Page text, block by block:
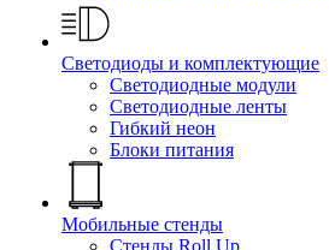
Светодиоды и комплектующие
Светодиодные модули
Светодиодные ленты
Гибкий неон
Блоки питания
Мобильные стенды
Стенды Roll Up